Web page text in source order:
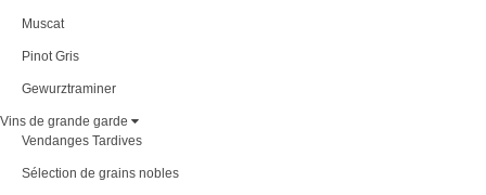
Muscat
Pinot Gris
Gewurztraminer
Vins de grande garde
Vendanges Tardives
Sélection de grains nobles